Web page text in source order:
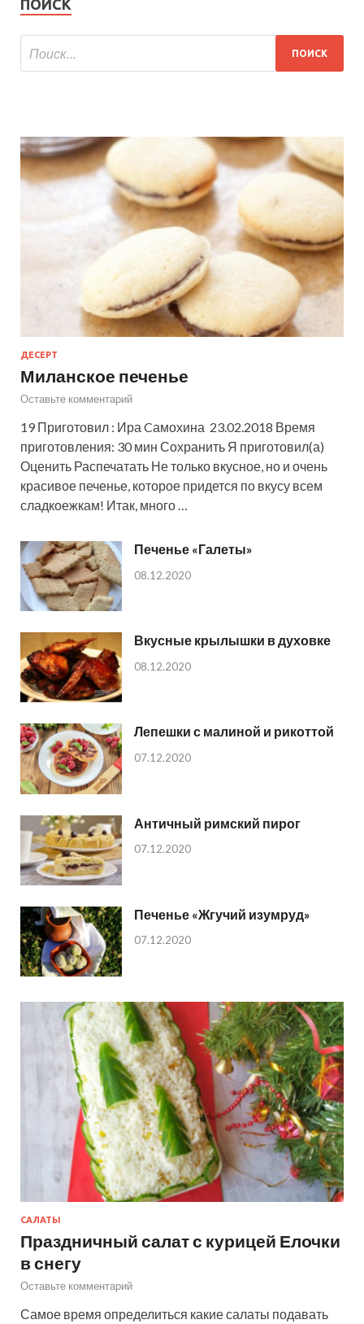
ПОИСК
ДЕСЕРТ
Миланское печенье
Оставьте комментарий
19 Приготовил : Ира Cамохина 23.02.2018 Время
приготовления: 30 мин Сохранить Я приготовил(а)
Оценить Распечатать Не только вкусное, но и очень
красивое печенье, которое придется по вкусу всем
сладкоежкам! Итак, много …
Печенье «Галеты»
08.12.2020
Вкусные крылышки в духовке
08.12.2020
Лепешки с малиной и рикоттой
07.12.2020
Античный римский пирог
07.12.2020
Печенье «Жгучий изумруд»
07.12.2020
САЛАТЫ
Праздничный салат с курицей Елочки
в снегу
Оставьте комментарий
Самое время определиться какие салаты подавать